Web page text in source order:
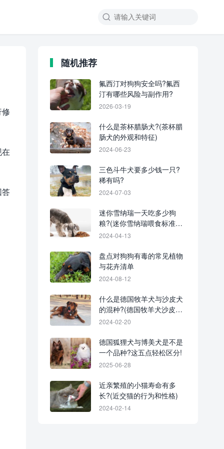
答
随机推荐
氟西汀对狗狗安全吗?氟西
汀有哪些风险与副作用?
2026-03-19
什么是茶杯腊肠犬?(茶杯腊
肠犬的外观和特征)
2024-06-23
三色斗牛犬要多少钱一只?
稀有吗?
2024-07-03
迷你雪纳瑞一天吃多少狗
粮?(迷你雪纳瑞喂食标准及
技巧)
2024-04-13
盘点对狗狗有毒的常见植物
与花卉清单
2024-08-12
什么是德国牧羊犬与沙皮犬
的混种?(德国牧羊犬沙皮犬
外观特征)
2024-02-20
德国狐狸犬与博美犬是不是
一个品种?这五点轻松区分!
2025-06-28
近亲繁殖的小猫寿命有多
长?(近交猫的行为和性格)
2024-02-14